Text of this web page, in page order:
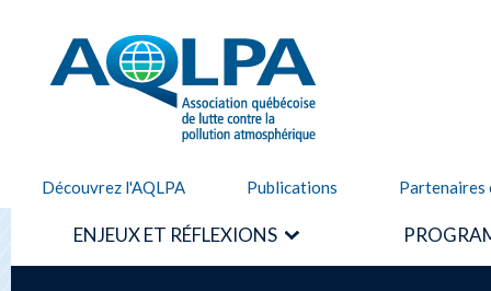
AQLPA
Découvrez l'AQLPA Publications Partenaires
ENJEUX ET RÉFLEXIONS